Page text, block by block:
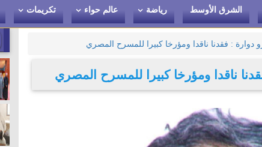
الشرق الأوسط رياضة عالم حواء تكريمات
دوارة : فقدنا ناقدا ومؤرخا كبيرا للمسرح المصري
ناقدا ومؤرخا كبيرا للمسرح المصري